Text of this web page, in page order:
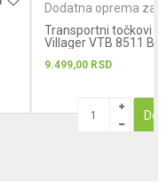
Dodatna oprema za
Transportni točkovi
Villager VTB 8511 B /
9.499,00 RSD